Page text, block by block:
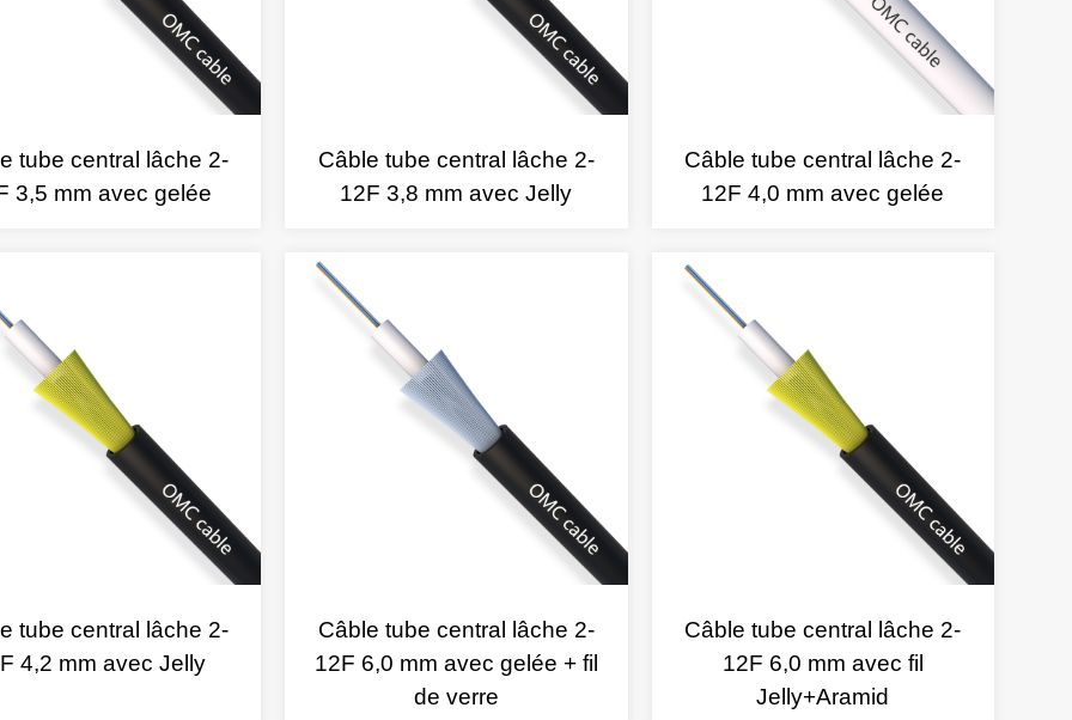
tube central lâche 2-
3,5 mm avec gelée
Câble tube central lâche 2-
12F 3,8 mm avec Jelly
Câble tube central lâche 2-
12F 4,0 mm avec gelée
tube central lâche 2-
4,2 mm avec Jelly
Câble tube central lâche 2-
12F 6,0 mm avec gelée + fil
de verre
Câble tube central lâche 2-
12F 6,0 mm avec fil
Jelly+Aramid